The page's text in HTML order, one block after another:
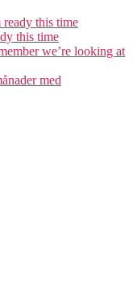
ready this time
this time
we’re looking at
med